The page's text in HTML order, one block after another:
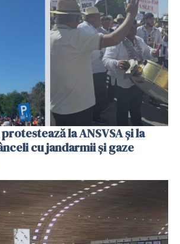
la ANSVSA și la
cu jandarmii și gaze